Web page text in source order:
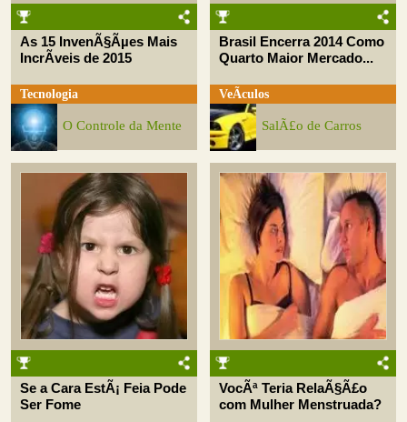
As 15 InvenÃ§Ãµes Mais
IncrÃ­veis de 2015
Tecnologia
O Controle da Mente
Brasil Encerra 2014 Como
Quarto Maior Mercado...
VeÃ­culos
SalÃ£o de Carros
Se a Cara EstÃ¡ Feia Pode
Ser Fome
VocÃª Teria RelaÃ§Ã£o
com Mulher Menstruada?